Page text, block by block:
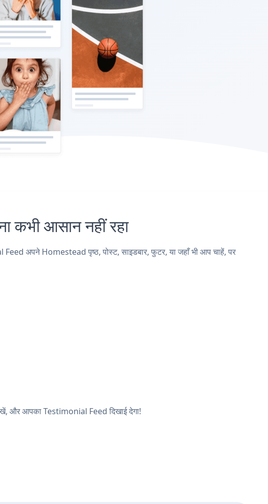
आसान नहीं रहा
अपने Homestead पृष्ठ, पोस्ट, साइडबार, फुटर, या जहाँ भी आप चाहें, पर
और आपका Testimonial Feed दिखाई देगा!